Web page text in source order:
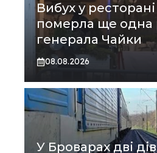
Вибух у
померла ще одна
генерала Чайки
08.08.2026
У Броварах дві